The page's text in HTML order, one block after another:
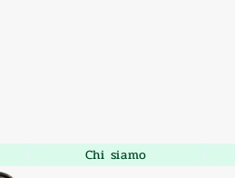
Chi siamo